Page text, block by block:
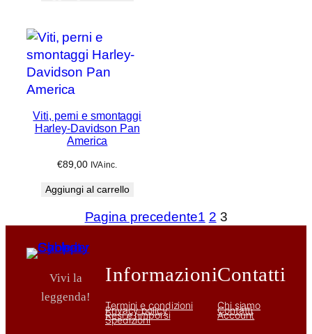
Viti, perni e smontaggi
Harley-Davidson Pan
America
€89,00 IVA inc.
Aggiungi al carrello
Pagina precedente1 2 3
Vivi la
leggenda!
Informazioni
Termini e condizioni
Privacy policy
Resi e rimborsi
Spedizioni
Contatti
Chi siamo
Contatti
Account